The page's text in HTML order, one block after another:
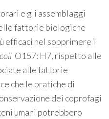
e gli assemblaggi
fattorie biologiche
efficaci nel sopprimere i
O157: H7, rispetto alle
alle fattorie
che le pratiche di
dei coprofagi
umani potrebbero